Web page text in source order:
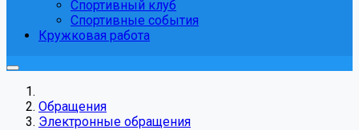
Спортивный клуб
Спортивные события
Кружковая работа
Обращения
Электронные обращения